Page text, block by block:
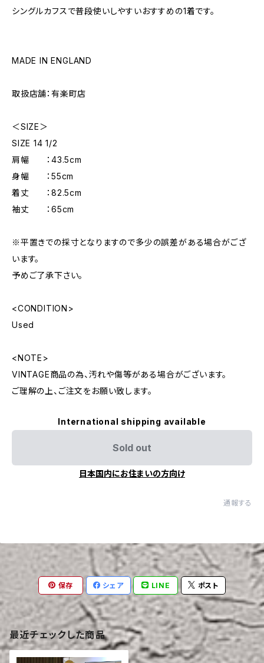
シングルカフスで普段使いしやすいおすすめの1着です。
MADE IN ENGLAND
取扱店舗：有楽町店
＜SIZE＞
SIZE 14 1/2
肩幅 ：43.5cm
身幅 ：55cm
着丈 ：82.5cm
袖丈 ：65cm
※平置きでの採寸となりますので多少の誤差がある場合がござ
います。
予めご了承下さい。
<CONDITION>
Used
<NOTE>
VINTAGE商品の為、汚れや傷等がある場合がございます。
ご理解の上、ご注文をお願い致します。
International shipping available
Sold out
日本国内にお住まいの方向け
通報する
保存 シェア LINE ポスト
最近チェックした商品